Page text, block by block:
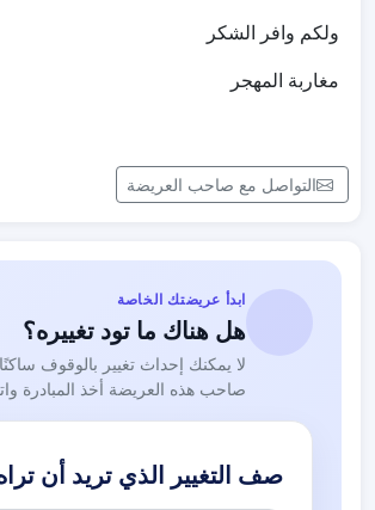
ولكم وافر الشكر
مغاربة المهجر
التواصل مع صاحب العريضة
ابدأ عريضتك الخاصة
هل هناك ما تود تغييره؟
لا يمكنك إحداث تغيير بالوقوف
صاحب هذه العريضة أخذ المبادرة
صف التغيير الذي تريد أن